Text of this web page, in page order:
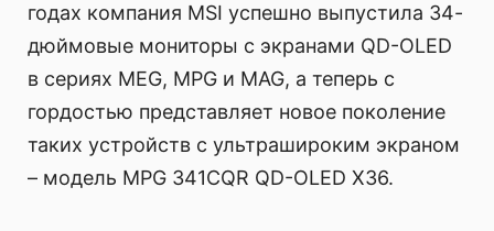
годах компания MSI успешно выпустила 34-
дюймовые мониторы с экранами QD-OLED
в сериях MEG, MPG и MAG, а теперь с
гордостью представляет новое поколение
таких устройств с ультрашироким экраном
– модель MPG 341CQR QD-OLED X36.